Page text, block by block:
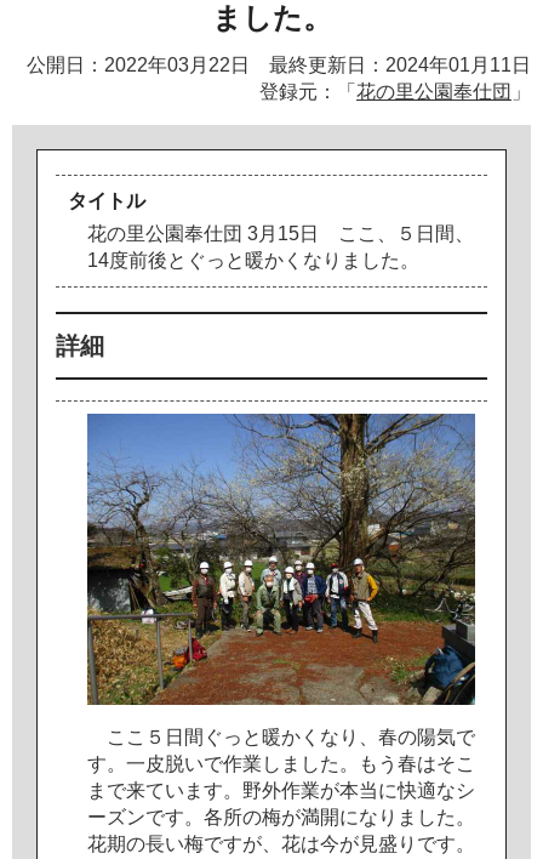
ました。
公開日：2022年03月22日 最終更新日：2024年01月11日
登録元：「 花の里公園奉仕団 」
タイトル
花の里公園奉仕団 3月 15日 こ こ ５ 日 間
14度前後と ぐっ と 暖か く な り ま した 。
詳細
こ こ ５ 日 間 ぐっ と 暖か く な り 春の陽気で
す。 一皮脱いで作業 し ま した 。 も う 春はそこ
ま で来てい ま す。 野外作業が本当に快適なシ
ーズンです。 各所の梅が満開にな り ま した 。
花期の長い梅ですが 花は今が見盛 り です。